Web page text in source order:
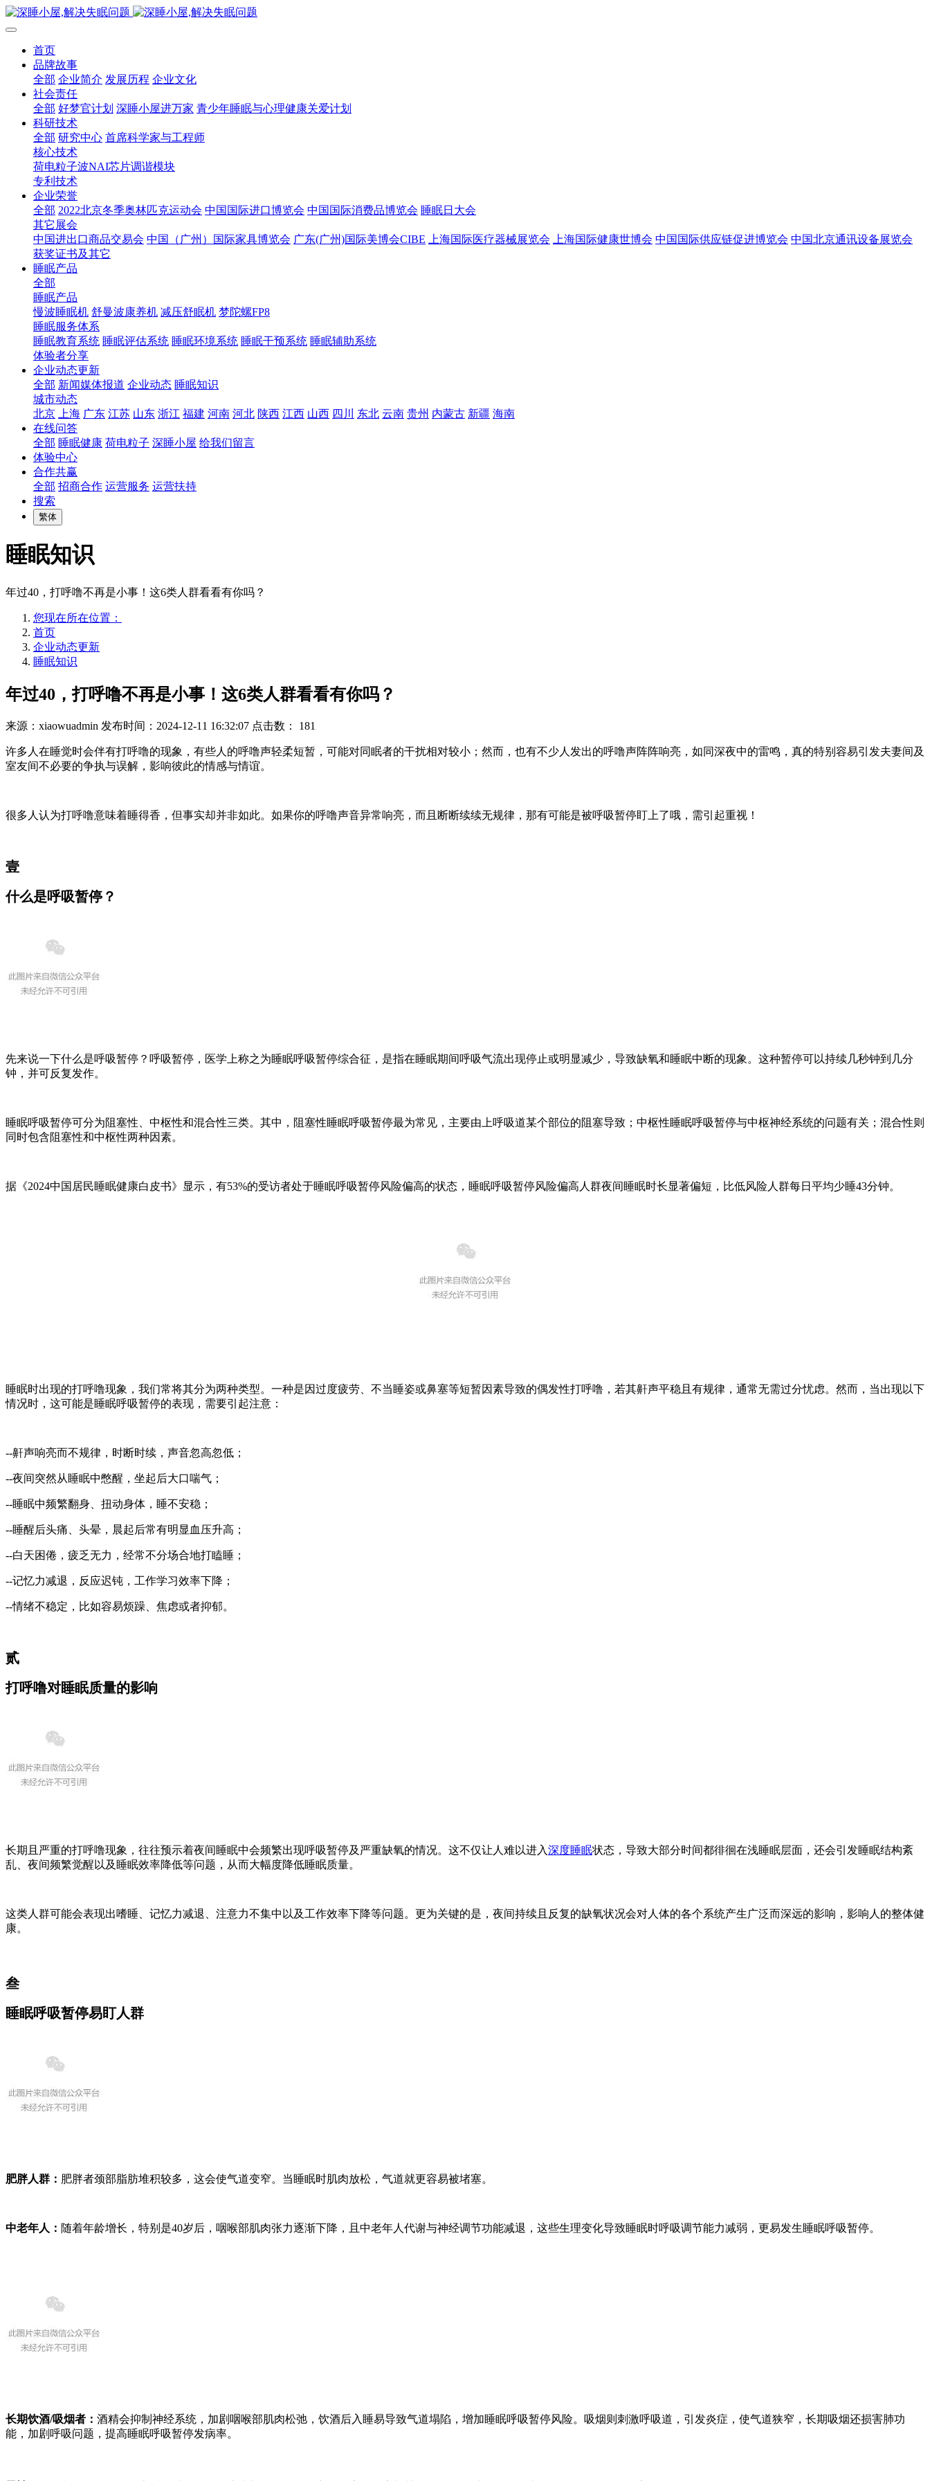
首页
品牌故事
全部 企业简介 发展历程 企业文化
社会责任
全部 好梦官计划 深睡小屋进万家 青少年睡眠与心理健康关爱计划
科研技术
全部 研究中心 首席科学家与工程师
核心技术
荷电粒子波NAI芯片调谐模块
专利技术
企业荣誉
全部 2022北京冬季奥林匹克运动会 中国国际进口博览会 中国国际消费品博览会 睡眠日大会
其它展会
中国进出口商品交易会 中国（广州）国际家具博览会 广东(广州)国际美博会CIBE 上海国际医疗器械展览会 上海国际健康世博会 中国国际供应链促进博览会 中国北京通讯设备展览会
获奖证书及其它
睡眠产品
全部
睡眠产品
慢波睡眠机 舒曼波康养机 减压舒眠机 梦陀螺FP8
睡眠服务体系
睡眠教育系统 睡眠评估系统 睡眠环境系统 睡眠干预系统 睡眠辅助系统
体验者分享
企业动态更新
全部 新闻媒体报道 企业动态 睡眠知识
城市动态
北京
上海 广东 江苏 山东 浙江 福建 河南 河北 陕西 江西 山西 四川 东北 云南 贵州 内蒙古 新疆 海南
在线问答
全部 睡眠健康 荷电粒子 深睡小屋 给我们留言
体验中心
合作共赢
全部 招商合作 运营服务 运营扶持
搜索
繁体
睡眠知识
年过40，打呼噜不再是小事！这6类人群看看有你吗？
您现在所在位置：
首页
企业动态更新
睡眠知识
年过40，打呼噜不再是小事！这6类人群看看有你吗？
来源：xiaowuadmin 发布时间：2024-12-11 16:32:07 点击数： 181
许多人在睡觉时会伴有打呼噜的现象，有些人的呼噜声轻柔短暂，可能对同眠者的干扰相对较小；然而，也有不少人发出的呼噜声阵阵响亮，如同深夜中的雷鸣，真的特别容易引发夫妻间及
室友间不必要的争执与误解，影响彼此的情感与情谊。
很多人认为打呼噜意味着睡得香，但事实却并非如此。如果你的呼噜声音异常响亮，而且断断续续无规律，那有可能是被呼吸暂停盯上了哦，需引起重视！
壹
什么是呼吸暂停？
先来说一下什么是呼吸暂停？呼吸暂停，医学上称之为睡眠呼吸暂停综合征，是指在睡眠期间呼吸气流出现停止或明显减少，导致缺氧和睡眠中断的现象。这种暂停可以持续几秒钟到几分
钟，并可反复发作。
睡眠呼吸暂停可分为阻塞性、中枢性和混合性三类。其中，阻塞性睡眠呼吸暂停最为常见，主要由上呼吸道某个部位的阻塞导致；中枢性睡眠呼吸暂停与中枢神经系统的问题有关；混合性则
同时包含阻塞性和中枢性两种因素。
据《2024中国居民睡眠健康白皮书》显示，有53%的受访者处于睡眠呼吸暂停风险偏高的状态，睡眠呼吸暂停风险偏高人群夜间睡眠时长显著偏短，比低风险人群每日平均少睡43分钟。
睡眠时出现的打呼噜现象，我们常将其分为两种类型。一种是因过度疲劳、不当睡姿或鼻塞等短暂因素导致的偶发性打呼噜，若其鼾声平稳且有规律，通常无需过分忧虑。然而，当出现以下
情况时，这可能是睡眠呼吸暂停的表现，需要引起注意：
--鼾声响亮而不规律，时断时续，声音忽高忽低；
--夜间突然从睡眠中憋醒，坐起后大口喘气；
--睡眠中频繁翻身、扭动身体，睡不安稳；
--睡醒后头痛、头晕，晨起后常有明显血压升高；
--白天困倦，疲乏无力，经常不分场合地打瞌睡；
--记忆力减退，反应迟钝，工作学习效率下降；
--情绪不稳定，比如容易烦躁、焦虑或者抑郁。
贰
打呼噜对睡眠质量的影响
长期且严重的打呼噜现象，往往预示着夜间睡眠中会频繁出现呼吸暂停及严重缺氧的情况。这不仅让人难以进入深度睡眠状态，导致大部分时间都徘徊在浅睡眠层面，还会引发睡眠结构紊
乱、夜间频繁觉醒以及睡眠效率降低等问题，从而大幅度降低睡眠质量。
这类人群可能会表现出嗜睡、记忆力减退、注意力不集中以及工作效率下降等问题。更为关键的是，夜间持续且反复的缺氧状况会对人体的各个系统产生广泛而深远的影响，影响人的整体健
康。
叁
睡眠呼吸暂停易盯人群
肥胖人群： 肥胖者颈部脂肪堆积较多，这会使气道变窄。当睡眠时肌肉放松，气道就更容易被堵塞。
中老年人： 随着年龄增长，特别是40岁后，咽喉部肌肉张力逐渐下降，且中老年人代谢与神经调节功能减退，这些生理变化导致睡眠时呼吸调节能力减弱，更易发生睡眠呼吸暂停。
长期饮酒/吸烟者： 酒精会抑制神经系统，加剧咽喉部肌肉松弛，饮酒后入睡易导致气道塌陷，增加睡眠呼吸暂停风险。吸烟则刺激呼吸道，引发炎症，使气道狭窄，长期吸烟还损害肺功
能，加剧呼吸问题，提高睡眠呼吸暂停发病率。